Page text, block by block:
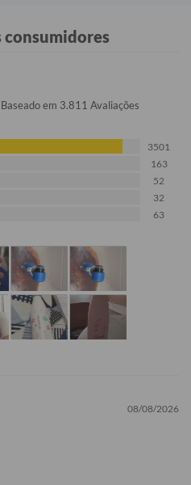
Baseado em 3.811 Avaliações
3501
163
52
32
63
08/08/2026